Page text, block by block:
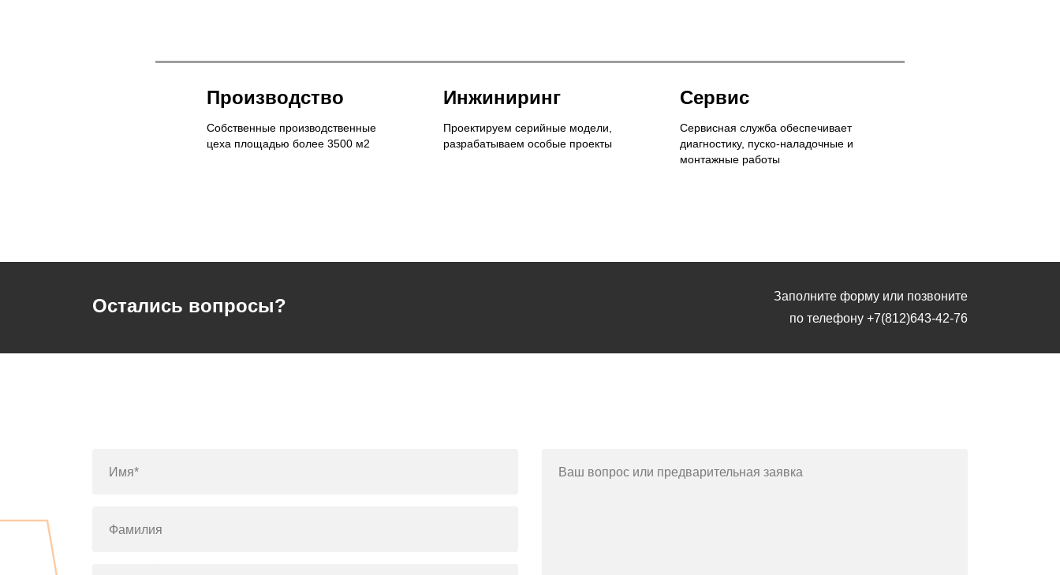
Производство
Собственные производственные
цеха площадью более 3500 м2
Инжиниринг
Проектируем серийные модели,
разрабатываем особые проекты
Сервис
Сервисная служба обеспечивает
диагностику, пуско-наладочные и
монтажные работы
Остались вопросы?
Заполните форму или позвоните
по телефону +7(812)643-42-76
Имя*
Фамилия
Ваш вопрос или предварительная заявка